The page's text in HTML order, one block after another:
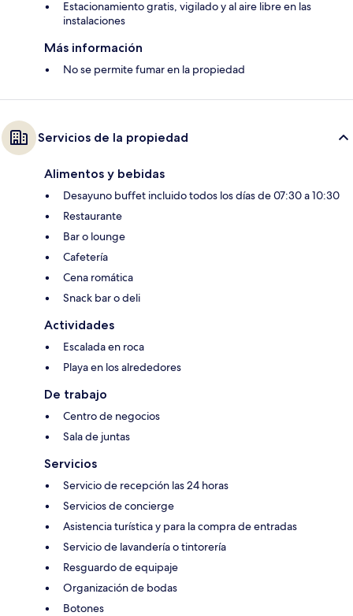
Estacionamiento gratis, vigilado y al aire libre en las
instalaciones
Más información
No se permite fumar en la propiedad
Servicios de la propiedad
Alimentos y bebidas
Desayuno buffet incluido todos los días de 07:30 a 10:30
Restaurante
Bar o lounge
Cafetería
Cena romática
Snack bar o deli
Actividades
Escalada en roca
Playa en los alrededores
De trabajo
Centro de negocios
Sala de juntas
Servicios
Servicio de recepción las 24 horas
Servicios de concierge
Asistencia turística y para la compra de entradas
Servicio de lavandería o tintorería
Resguardo de equipaje
Organización de bodas
Botones